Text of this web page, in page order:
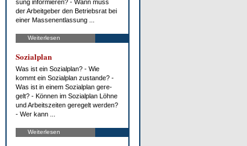
sung in­for­mie­ren? - Wann muss
der Ar­beit­ge­ber den Be­triebs­rat bei
ei­ner Mas­sen­ent­las­sung ...
Weiterlesen
So­zi­al­plan
Was ist ein So­zi­al­plan? - Wie
kommt ein So­zi­al­plan zu­stan­de? -
Was ist in ei­nem So­zi­al­plan ge­re­
gelt? - Kön­nen im So­zi­al­plan Löh­ne
und Ar­beits­zei­ten ge­re­gelt wer­den?
- Wer kann ...
Weiterlesen